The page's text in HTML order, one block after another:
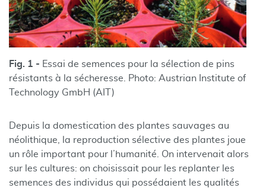
Fig. 1 - Essai de semences pour la sélection de pins
résistants à la sécheresse. Photo: Austrian Institute of
Technology GmbH (AIT)
Depuis la domestication des plantes sauvages au
néolithique, la reproduction sélective des plantes joue
un rôle important pour l’humanité. On intervenait alors
sur les cultures: on choisissait pour les replanter les
semences des individus qui possédaient les qualités